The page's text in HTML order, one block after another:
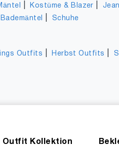
Kostüme & Blazer
Schuhe
Outfits Herbst Outfits
Outfit Kollektion